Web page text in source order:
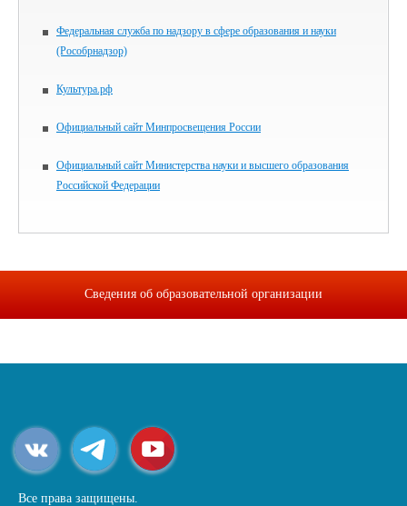
Федеральная служба по надзору в сфере образования и науки
(Рособрнадзор)
Культура.рф
Официальный сайт Минпросвещения России
Официальный сайт Министерства науки и высшего образования
Российской Федерации
Сведения об образовательной организации
Все права защищены.